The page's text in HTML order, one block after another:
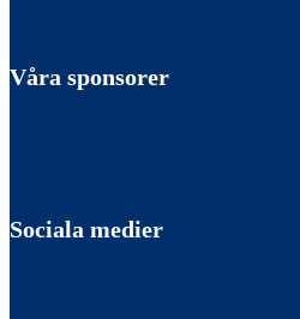
Våra sponsorer
Sociala medier